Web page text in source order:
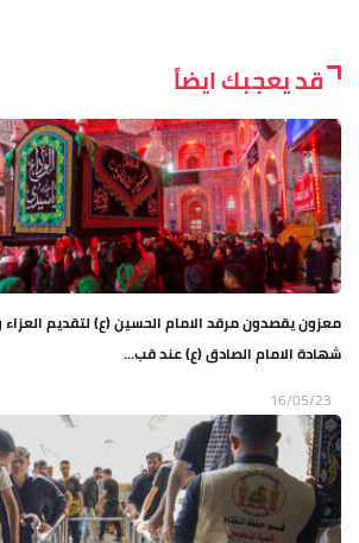
قد يعجبك ايضاً
معزون يقصدون مرقد الامام الحسين (ع) لتقديم
شهادة الامام الصادق (ع) عند قب...
16/05/23